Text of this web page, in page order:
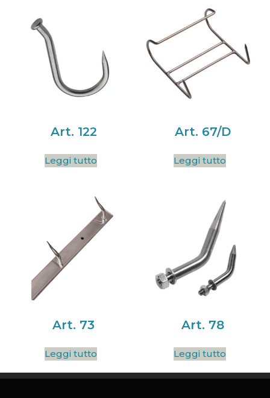
Art. 122
Leggi tutto
Art. 67/D
Leggi tutto
Art. 73
Leggi tutto
Art. 78
Leggi tutto